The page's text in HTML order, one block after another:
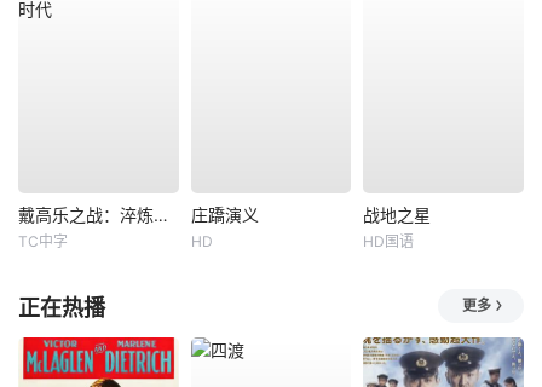
戴高乐之战：淬炼时代
TC中字
庄蹻演义
HD
战地之星
HD国语
正在热播 更多